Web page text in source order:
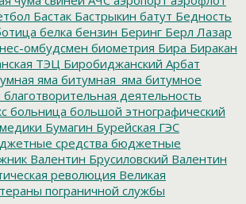
Бастак Бастрыкин батут Бедность
белка бензин Беринг Берл Лазар
омбудсмен биометрия Бира Биракан
ТЭЦ Биробиджанский Арбат
яма битумная_яма битумное
благотворительная деятельность
больница большой этнографический
Бумагин Бурейская ГЭС
средства бюджетные
Валентин Брусиловский Валентин
революция Великая
пограничной службы